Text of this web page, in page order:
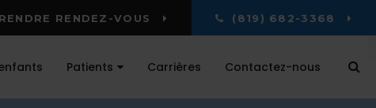
RENDEZ-VOUS (819) 682-3368
Patients Carrières Contactez-nous